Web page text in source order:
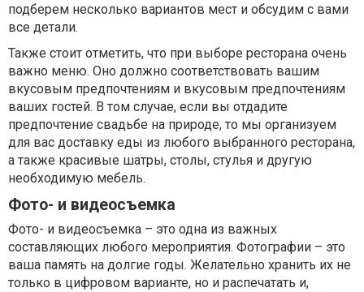
подберем несколько вариантов мест и обсудим с вами
все детали.
Также стоит отметить, что при выборе ресторана очень
важно меню. Оно должно соответствовать вашим
вкусовым предпочтениям и вкусовым предпочтениям
ваших гостей. В том случае, если вы отдадите
предпочтение свадьбе на природе, то мы организуем
для вас доставку еды из любого выбранного ресторана,
а также красивые шатры, столы, стулья и другую
необходимую мебель.
Фото- и видеосъемка
Фото- и видеосъемка – это одна из важных
составляющих любого мероприятия. Фотографии – это
ваша память на долгие годы. Желательно хранить их не
только в цифровом варианте, но и распечатать и,